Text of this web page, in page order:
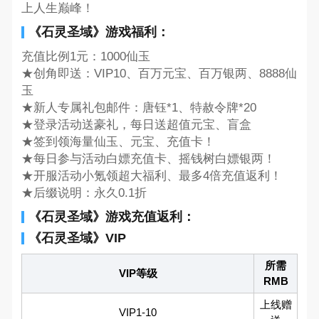
上人生巅峰！
《石灵圣域》游戏福利：
充值比例1元：1000仙玉
★创角即送：VIP10、百万元宝、百万银两、8888仙
玉
★新人专属礼包邮件：唐钰*1、特赦令牌*20
★登录活动送豪礼，每日送超值元宝、盲盒
★签到领海量仙玉、元宝、充值卡！
★每日参与活动白嫖充值卡、摇钱树白嫖银两！
★开服活动小氪领超大福利、最多4倍充值返利！
★后缀说明：永久0.1折
《石灵圣域》游戏充值返利：
《石灵圣域》VIP
VIP等级
所需
RMB
VIP1-10
上线赠